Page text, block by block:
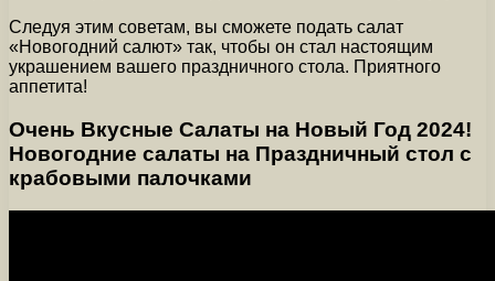
Следуя этим советам, вы сможете подать салат
«Новогодний салют» так, чтобы он стал настоящим
украшением вашего праздничного стола. Приятного
аппетита!
Очень Вкусные Салаты на Новый Год 2024!
Новогодние салаты на Праздничный стол с
крабовыми палочками